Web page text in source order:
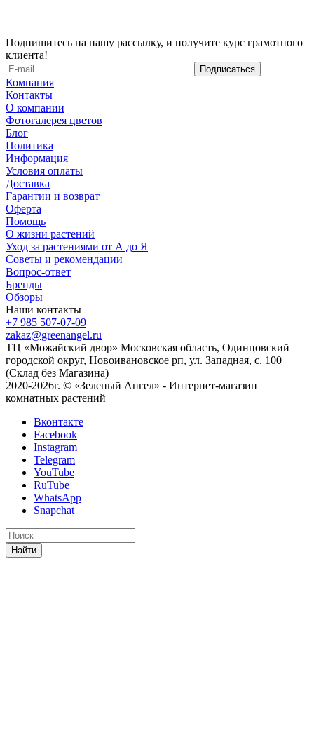
Подпишитесь на нашу рассылку, и получите курс грамотного
клиента!
Компания
Контакты
О компании
Фотогалерея цветов
Блог
Политика
Информация
Условия оплаты
Доставка
Гарантии и возврат
Оферта
Помощь
О жизни растений
Уход за растениями от А до Я
Советы и рекомендации
Вопрос-ответ
Бренды
Обзоры
Наши контакты
+7 985 507-07-09
zakaz@greenangel.ru
ТЦ «Можайский двор» Московская область, Одинцовский
городской округ, Новоивановское рп, ул. Западная, с. 100
(Склад без Магазина)
2020-2026г. © «Зеленый Ангел» - Интернет-магазин
комнатных растений
Вконтакте
Facebook
Instagram
Telegram
YouTube
RuTube
WhatsApp
Snapchat
Найти